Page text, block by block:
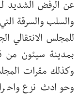
عن الرفض الشديد
والسلب والسرقة
للمجلس الانتقالي
بمدينة سيئون من
وكذلك مقرات
وحوادث نزع